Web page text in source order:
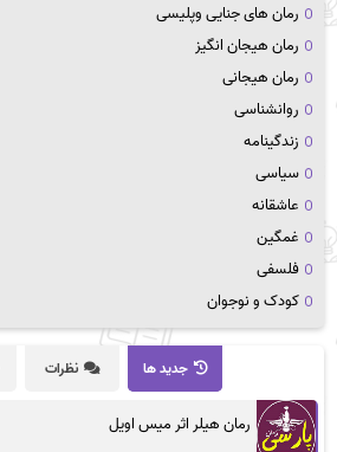
رمان های جنایی وپلیسی
رمان هیجان انگیز
رمان هیجانی
روانشناسی
زندگینامه
سیاسی
عاشقانه
غمگین
فلسفی
کودک و نوجوان
جدید ها نظرات
رمان هیلر اثر میس اویل